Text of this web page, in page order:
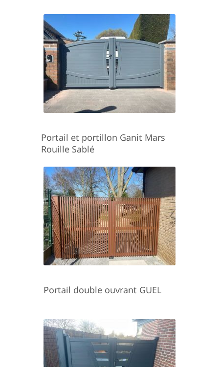
Portail et portillon Ganit Mars
Rouille Sablé
Portail double ouvrant GUEL